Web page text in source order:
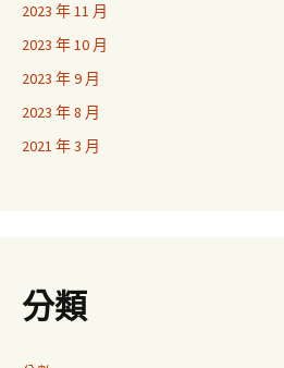
2023 年 11 月
2023 年 10 月
2023 年 9 月
2023 年 8 月
2021 年 3 月
分類